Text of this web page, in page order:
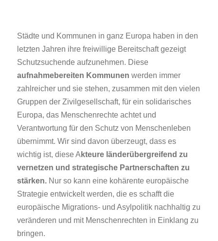
Städte und Kommunen in ganz Europa haben in den
letzten Jahren ihre freiwillige Bereitschaft gezeigt
Schutzsuchende aufzunehmen. Diese
aufnahmebereiten Kommunen werden immer
zahlreicher und sie stehen, zusammen mit den vielen
Gruppen der Zivilgesellschaft, für ein solidarisches
Europa, das Menschenrechte achtet und
Verantwortung für den Schutz von Menschenleben
übernimmt. Wir sind davon überzeugt, dass es
wichtig ist, diese A kteure länderübergreifend zu
vernetzen und strategische Partnerschaften zu
stärken. Nur so kann eine kohärente europäische
Strategie entwickelt werden, die es schafft die
europäische Migrations- und Asylpolitik nachhaltig zu
veränderen und mit Menschenrechten in Einklang zu
bringen.